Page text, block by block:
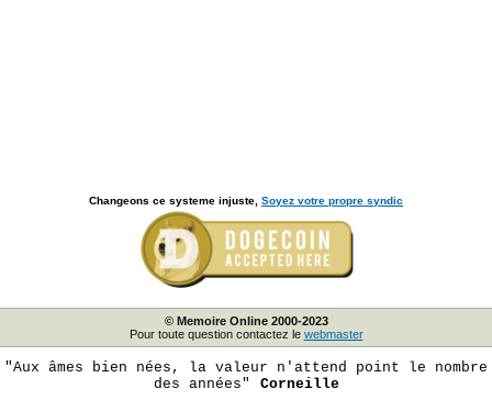
Changeons ce systeme injuste, Soyez votre propre syndic
© Memoire Online 2000-2023
Pour toute question contactez le webmaster
"Aux âmes bien nées, la valeur n'attend point le nombre
des années"
Corneille